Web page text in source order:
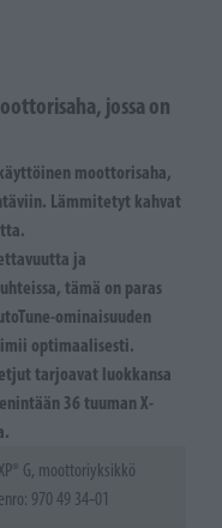
jossa on
moottorisaha,
Lämmitetyt kahvat
ja
tämä on paras
ominaisuuden
optimaalisesti.
tarjoavat luokkansa
36 tuuman X-
G, moottoriyksikkö
970 49 34‑01